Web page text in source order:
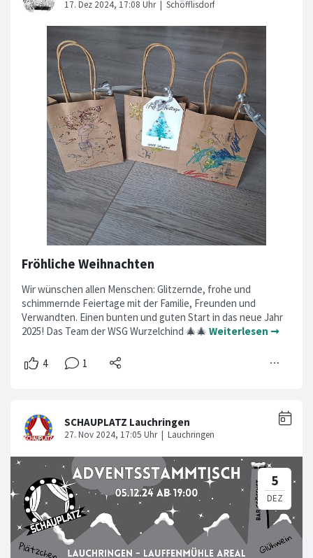
Fröhliche Weihnachten
Wir wünschen allen Menschen: Glitzernde, frohe und
schimmernde Feiertage mit der Familie, Freunden und
Verwandten. Einen bunten und guten Start in das neue Jahr
2025! Das Team der WSG Wurzelchind 🎄🎄 Weiterlesen ➞